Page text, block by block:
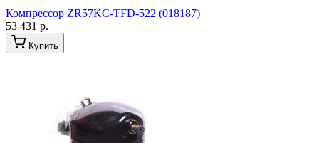
Компрессор ZR57KC-TFD-522 (018187)
53 431 р.
Купить